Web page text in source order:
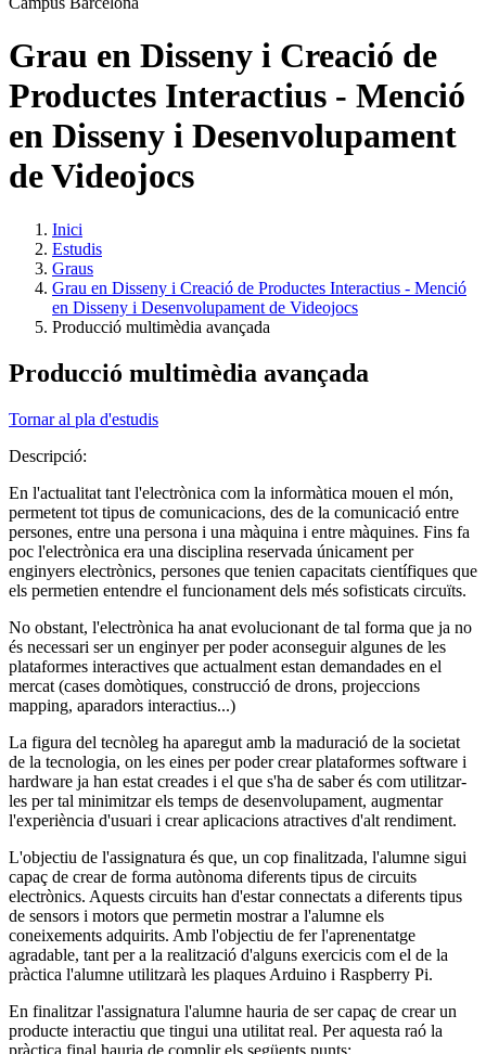
Grau en Disseny i Creació de
Productes Interactius - Menció
en Disseny i Desenvolupament
de Videojocs
Inici
Estudis
Graus
Grau en Disseny i Creació de Productes Interactius - Menció
en Disseny i Desenvolupament de Videojocs
Producció multimèdia avançada
Producció multimèdia avançada
Tornar al pla d'estudis
Descripció:
En l'actualitat tant l'electrònica com la informàtica mouen el món,
permetent tot tipus de comunicacions, des de la comunicació entre
persones, entre una persona i una màquina i entre màquines. Fins fa
poc l'electrònica era una disciplina reservada únicament per
enginyers electrònics, persones que tenien capacitats científiques que
els permetien entendre el funcionament dels més sofisticats circuïts.
No obstant, l'electrònica ha anat evolucionant de tal forma que ja no
és necessari ser un enginyer per poder aconseguir algunes de les
plataformes interactives que actualment estan demandades en el
mercat (cases domòtiques, construcció de drons, projeccions
mapping, aparadors interactius...)
La figura del tecnòleg ha aparegut amb la maduració de la societat
de la tecnologia, on les eines per poder crear plataformes software i
hardware ja han estat creades i el que s'ha de saber és com utilitzar-
les per tal minimitzar els temps de desenvolupament, augmentar
l'experiència d'usuari i crear aplicacions atractives d'alt rendiment.
L'objectiu de l'assignatura és que, un cop finalitzada, l'alumne sigui
capaç de crear de forma autònoma diferents tipus de circuits
electrònics. Aquests circuits han d'estar connectats a diferents tipus
de sensors i motors que permetin mostrar a l'alumne els
coneixements adquirits. Amb l'objectiu de fer l'aprenentatge
agradable, tant per a la realització d'alguns exercicis com el de la
pràctica l'alumne utilitzarà les plaques Arduino i Raspberry Pi.
En finalitzar l'assignatura l'alumne hauria de ser capaç de crear un
producte interactiu que tingui una utilitat real. Per aquesta raó la
pràctica final hauria de complir els següents punts: